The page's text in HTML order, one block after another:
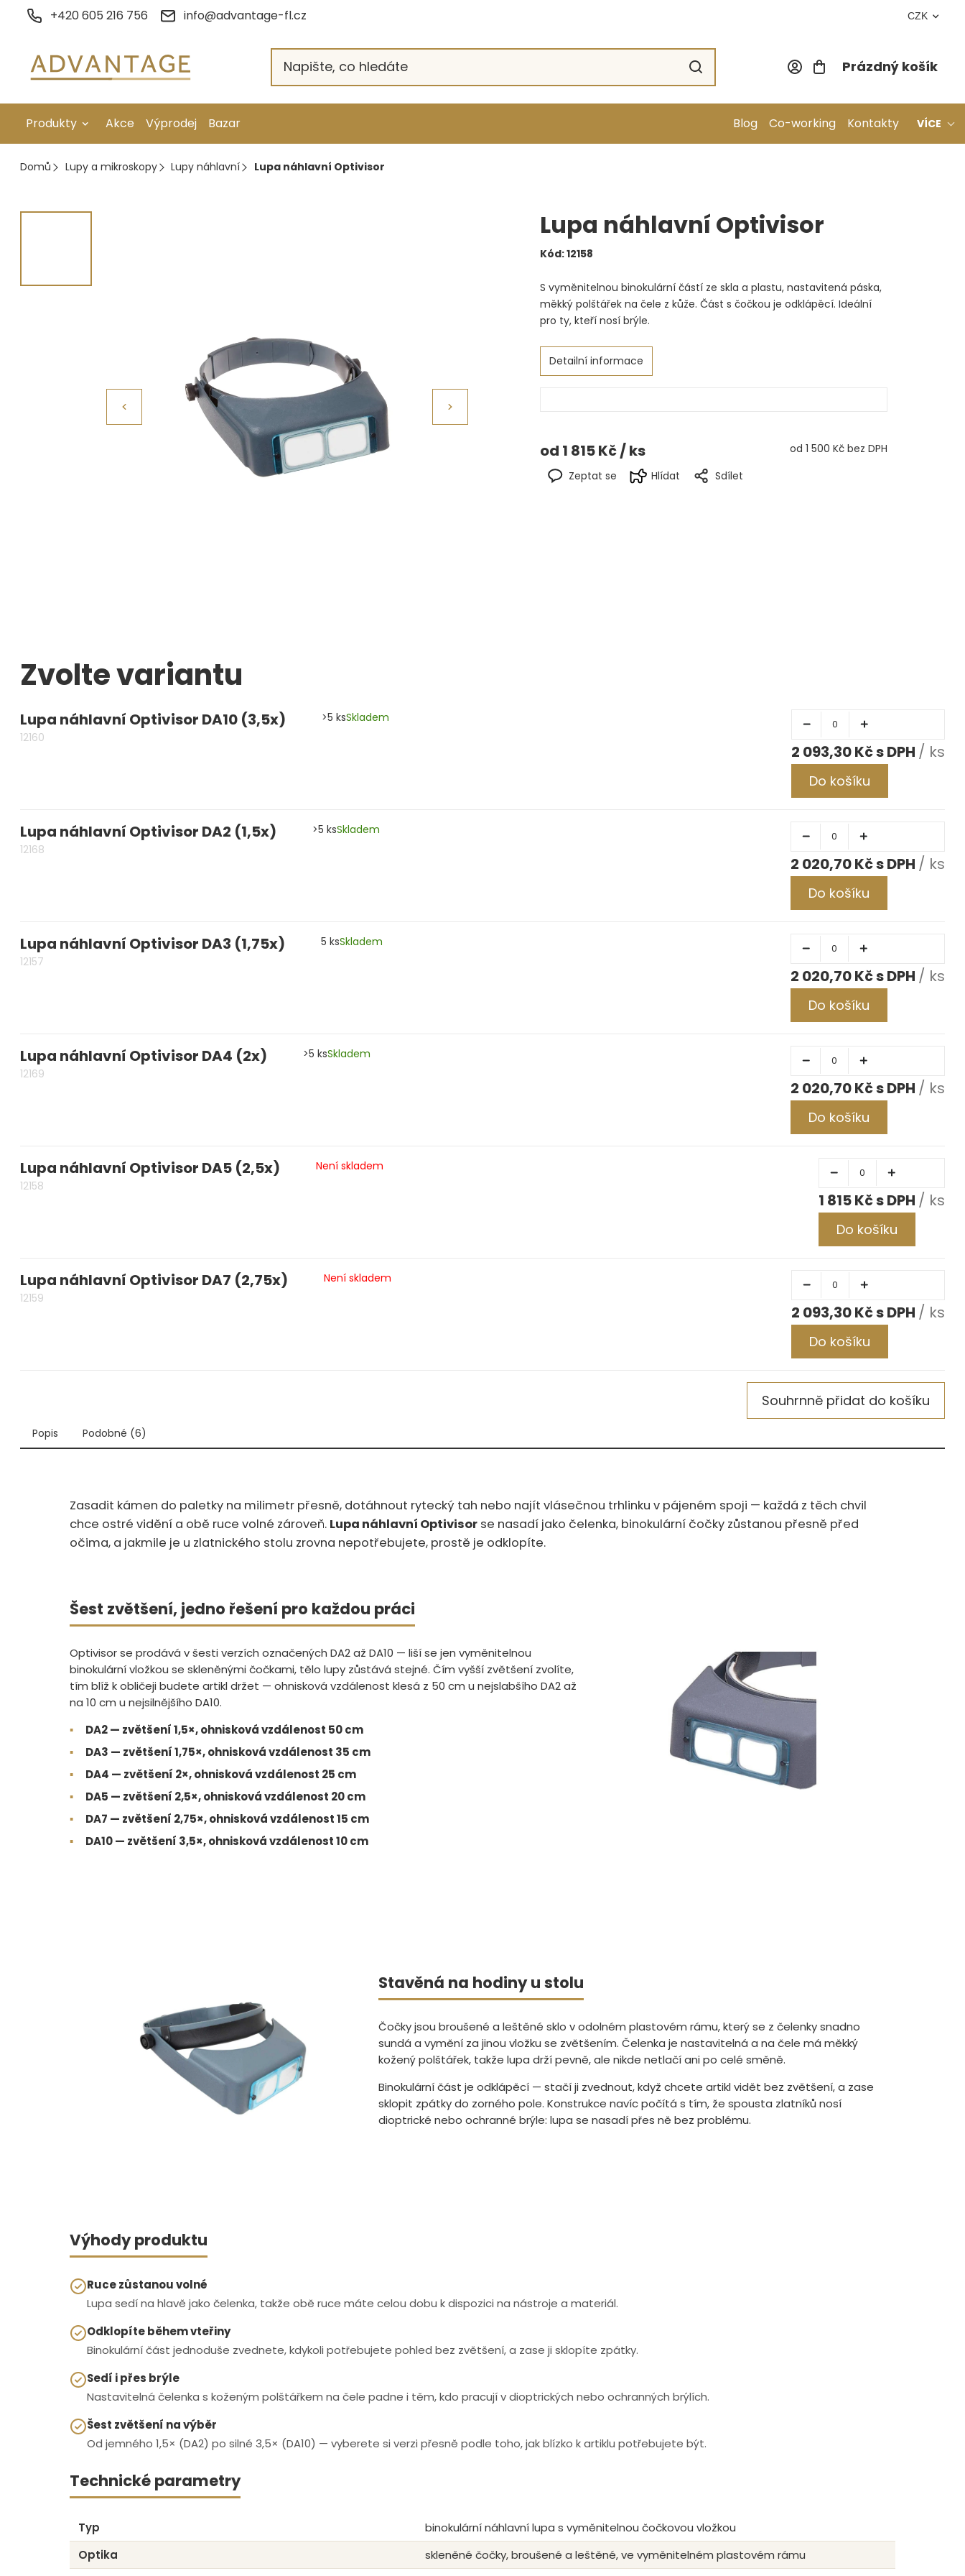
+420 605 216 756 info@advantage-fl.cz CZK
Nákupní
Prázdný košík
Produkty
Galvanické pokovení
Strojní obrábění
Kompresory a příslušenství
Měřidla, testry, váhy
Základní vybavení dílny
3D technologie
Smalty, UV barvy, patiny
Akce Výprodej Bazar Blog Co-working Kontakty VÍCE
Domů Lupy a mikroskopy Lupy náhlavní Lupa náhlavní Optivisor
Lupa náhlavní Optivisor
Kód:12158
od 1 815 Kč/ ks od 1 500 Kč bez DPH
S vyměnitelnou binokulární částí ze skla a plastu, nastavitená páska,
měkký polštářek na čele z kůže. Část s čočkou je odklápěcí. Ideální
pro ty, kteří nosí brýle.
Detailní informace
Zeptat se Hlídat Sdílet
Zvolte variantu
Lupa náhlavní Optivisor DA10 (3,5x)
12160
>5 ksSkladem
2 093,30 Kč / ks
Do košíku
Lupa náhlavní Optivisor DA2 (1,5x)
12168
>5 ksSkladem
2 020,70 Kč / ks
Do košíku
Lupa náhlavní Optivisor DA3 (1,75x)
12157
5 ksSkladem
2 020,70 Kč / ks
Do košíku
Lupa náhlavní Optivisor DA4 (2x)
12169
>5 ksSkladem
2 020,70 Kč / ks
Do košíku
Lupa náhlavní Optivisor DA5 (2,5x)
12158
Není skladem
1 815 Kč / ks
Do košíku
Lupa náhlavní Optivisor DA7 (2,75x)
12159
Není skladem
2 093,30 Kč / ks
Do košíku
Souhrnně přidat do košíku
Popis Podobné (6)
Zasadit kámen do paletky na milimetr přesně, dotáhnout rytecký tah nebo najít vlásečnou trhlinku v pájeném spoji — každá z těch chvil
chce ostré vidění a obě ruce volné zároveň. Lupa náhlavní Optivisor se nasadí jako čelenka, binokulární čočky zůstanou přesně před
očima, a jakmile je u zlatnického stolu zrovna nepotřebujete, prostě je odklopíte.
Šest zvětšení, jedno řešení pro každou práci
Optivisor se prodává v šesti verzích označených DA2 až DA10 — liší se jen vyměnitelnou
binokulární vložkou se skleněnými čočkami, tělo lupy zůstává stejné. Čím vyšší zvětšení zvolíte,
tím blíž k obličeji budete artikl držet — ohnisková vzdálenost klesá z 50 cm u nejslabšího DA2 až
na 10 cm u nejsilnějšího DA10.
▪
DA2 — zvětšení 1,5×, ohnisková vzdálenost 50 cm
▪
DA3 — zvětšení 1,75×, ohnisková vzdálenost 35 cm
▪
DA4 — zvětšení 2×, ohnisková vzdálenost 25 cm
▪
DA5 — zvětšení 2,5×, ohnisková vzdálenost 20 cm
▪
DA7 — zvětšení 2,75×, ohnisková vzdálenost 15 cm
▪
DA10 — zvětšení 3,5×, ohnisková vzdálenost 10 cm
Stavěná na hodiny u stolu
Čočky jsou broušené a leštěné sklo v odolném plastovém rámu, který se z čelenky snadno
sundá a vymění za jinou vložku se zvětšením. Čelenka je nastavitelná a na čele má měkký
kožený polštářek, takže lupa drží pevně, ale nikde netlačí ani po celé směně.
Binokulární část je odklápěcí — stačí ji zvednout, když chcete artikl vidět bez zvětšení, a zase
sklopit zpátky do zorného pole. Konstrukce navíc počítá s tím, že spousta zlatníků nosí
dioptrické nebo ochranné brýle: lupa se nasadí přes ně bez problému.
Výhody produktu
Ruce zůstanou volné
Lupa sedí na hlavě jako čelenka, takže obě ruce máte celou dobu k dispozici na nástroje a materiál.
Odklopíte během vteřiny
Binokulární část jednoduše zvednete, kdykoli potřebujete pohled bez zvětšení, a zase ji sklopíte zpátky.
Sedí i přes brýle
Nastavitelná čelenka s koženým polštářkem na čele padne i těm, kdo pracují v dioptrických nebo ochranných brýlích.
Šest zvětšení na výběr
Od jemného 1,5× (DA2) po silné 3,5× (DA10) — vyberete si verzi přesně podle toho, jak blízko k artiklu potřebujete být.
Technické parametry
Typ
binokulární náhlavní lupa s vyměnitelnou čočkovou vložkou
Optika
skleněné čočky, broušené a leštěné, ve vyměnitelném plastovém rámu